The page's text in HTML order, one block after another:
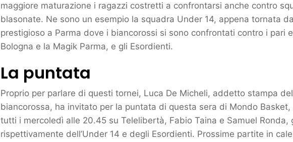
maggiore maturazione i ragazzi costretti a confrontarsi anche contro
blasonate. Ne sono un esempio la squadra Under 14, appena tornata
prestigioso a Parma dove i biancorossi si sono confrontati contro i pari
Bologna e la Magik Parma, e gli Esordienti.
La puntata
Proprio per parlare di questi tornei, Luca De Micheli, addetto stampa
biancorossa, ha invitato per la puntata di questa sera di Mondo
tutti i mercoledì alle 20.45 su Telelibertà, Fabio Taina e Samuel Ronda,
rispettivamente dell’Under 14 e degli Esordienti. Prossime partite in